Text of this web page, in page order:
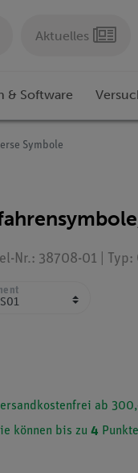
Aktuelles
& Software
Symbole
Nr.: 38708-01 | Typ:
ab
können bis zu 4